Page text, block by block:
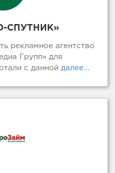
СПУТНИК»
рекламное агентство
Групп» для
с даннойдалее...